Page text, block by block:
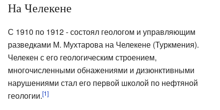
На Челекене
С 1910 по 1912 - состоял геологом и управляющим
разведками М. Мухтарова на Челекене (Туркмения).
Челекен с его геологическим строением,
многочисленными обнажениями и дизюнктивными
нарушениями стал его первой школой по нефтяной
геологии.[1]